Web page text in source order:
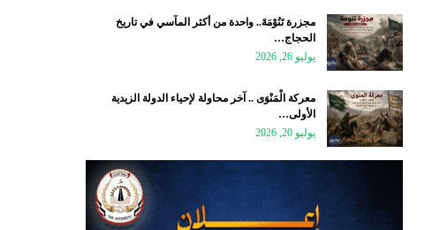
مجزرة تَنُوْمَةَ.. واحدة من أكثر المآسي في تاريخ
الحجاج…
يوليو 26, 2026
معركة الْمَنْوَى .. آخر محاولة لإحياء الدولة الزيدية
الأولى…
يوليو 20, 2026